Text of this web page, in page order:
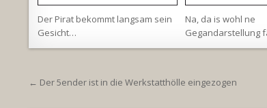
Der Pirat bekommt langsam sein
Gesicht…
Na, da is wohl ne
Gegandarstellung
Beitragsnavigation
← Der 5ender ist in die Werkstatthölle eingezogen